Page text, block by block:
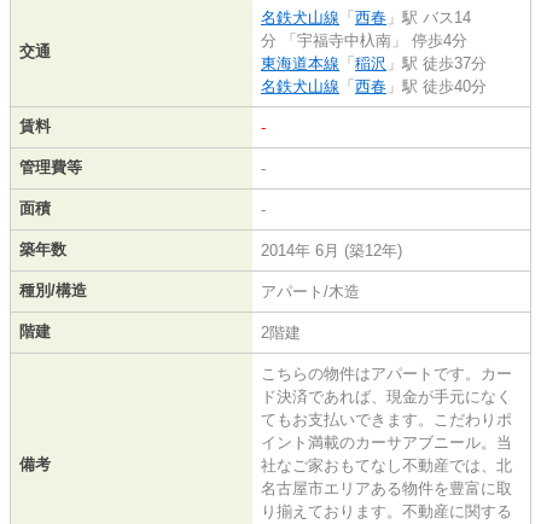
交通
名鉄犬山線 「 西春 」駅 バス14
分 「宇福寺中杁南」 停歩4分
東海道本線 「 稲沢 」駅 徒歩37分
名鉄犬山線 「 西春 」駅 徒歩40分
賃料 -
管理費等 -
面積 -
築年数 2014年 6月 (築12年)
種別/構造 アパート/木造
階建 2階建
備考
こちらの物件はアパートです。カー
ド決済であれば、現金が手元になく
てもお支払いできます。こだわりポ
イント満載のカーサアブニール。当
社なご家おもてなし不動産では、北
名古屋市エリアある物件を豊富に取
り揃えております。不動産に関する